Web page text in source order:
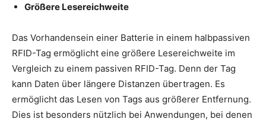
Größere Lesereichweite
Das Vorhandensein einer Batterie in einem halbpassiven
RFID-Tag ermöglicht eine größere Lesereichweite im
Vergleich zu einem passiven RFID-Tag. Denn der Tag
kann Daten über längere Distanzen übertragen. Es
ermöglicht das Lesen von Tags aus größerer Entfernung.
Dies ist besonders nützlich bei Anwendungen, bei denen